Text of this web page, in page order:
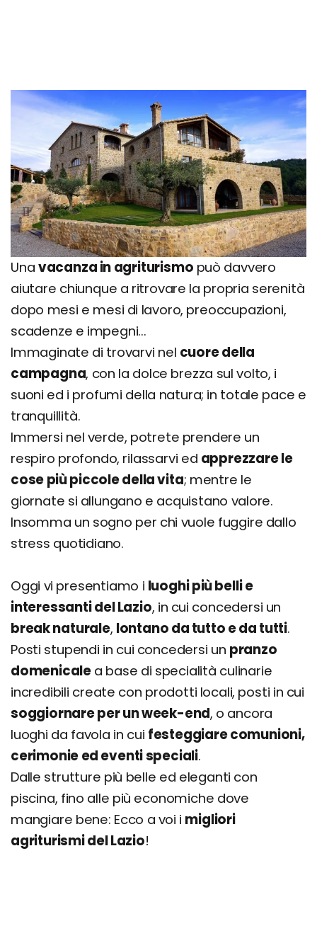
Una vacanza in agriturismo può davvero
aiutare chiunque a ritrovare la propria serenità
dopo mesi e mesi di lavoro, preoccupazioni,
scadenze e impegni...
Immaginate di trovarvi nel cuore della
campagna, con la dolce brezza sul volto, i
suoni ed i profumi della natura; in totale pace e
tranquillità.
Immersi nel verde, potrete prendere un
respiro profondo, rilassarvi ed apprezzare le
cose più piccole della vita; mentre le
giornate si allungano e acquistano valore.
Insomma un sogno per chi vuole fuggire dallo
stress quotidiano.
Oggi vi presentiamo i luoghi più belli e
interessanti del Lazio, in cui concedersi un
break naturale, lontano da tutto e da tutti.
Posti stupendi in cui concedersi un pranzo
domenicale a base di specialità culinarie
incredibili create con prodotti locali, posti in cui
soggiornare per un week-end, o ancora
luoghi da favola in cui festeggiare comunioni,
cerimonie ed eventi speciali.
Dalle strutture più belle ed eleganti con
piscina, fino alle più economiche dove
mangiare bene: Ecco a voi i migliori
agriturismi del Lazio!